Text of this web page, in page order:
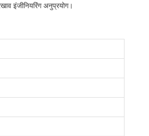
इंजीनियरिंग अनुप्रयोग।